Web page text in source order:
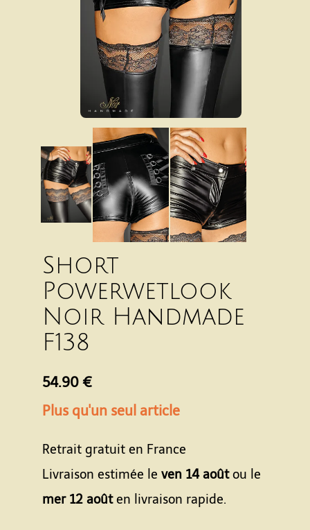
Short
Powerwetlook
Noir Handmade
F138
54.90 €
Plus qu'un seul article
Retrait gratuit en France
Livraison estimée le ven 14 aoûtou le
mer 12 aoûten livraison rapide.